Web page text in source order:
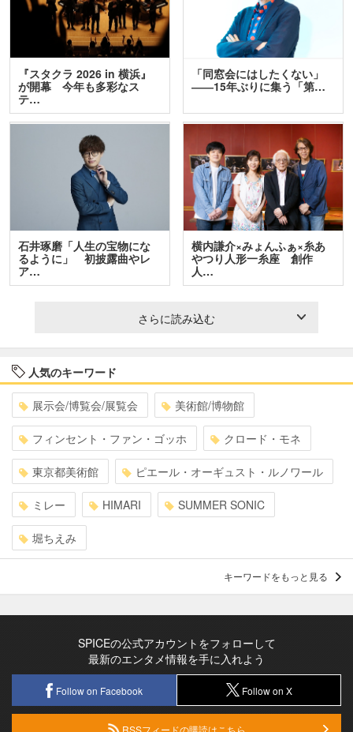
『スタクラ 2026 in 横浜』
が開幕 今年も多彩なス
テ…
「同窓会にはしたくない」
――15年ぶりに集う「第…
石井琢磨「人生の宝物にな
るように」 初披露曲やレ
ア…
横内謙介×みょんふぁ×糸あ
やつり人形一糸座 創作
人…
さらに読み込む
人気のキーワード
展示会/博覧会/展覧会 美術館/博物館
フィンセント・ファン・ゴッホ クロード・モネ
東京都美術館 ピエール・オーギュスト・ルノワール
ミレー HIMARI SUMMER SONIC
堀ちえみ
キーワードをもっと見る
SPICEの公式アカウントをフォローして
最新のエンタメ情報を手に入れよう
Follow on Facebook Follow on X